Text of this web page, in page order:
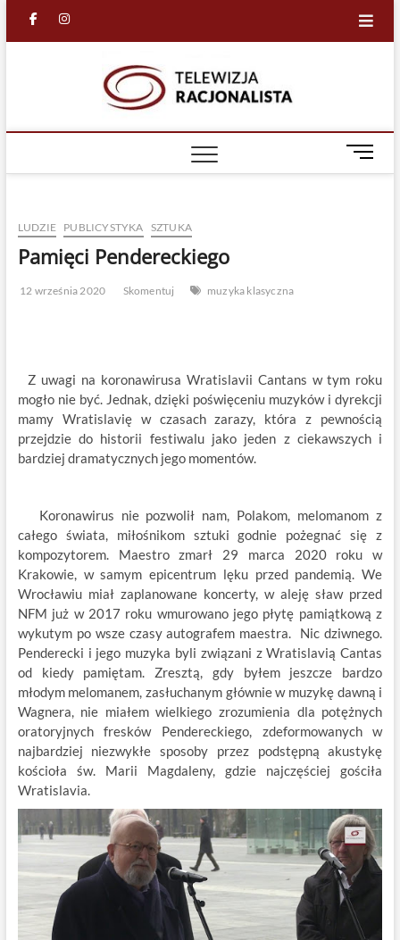
facebook
in
M
e
LUDZIE PUBLICYSTYKA SZTUKA
Pamięci Pendereckiego
12 września 2020 Skomentuj muzyka klasyczna
Z uwagi na koronawirusa Wratislavii Cantans w tym roku
mogło nie być. Jednak, dzięki poświęceniu muzyków i dyrekcji
mamy Wratislavię w czasach zarazy, która z pewnością
przejdzie do historii festiwalu jako jeden z ciekawszych i
bardziej dramatycznych jego momentów.
Koronawirus nie pozwolił nam, Polakom, melomanom z
całego świata, miłośnikom sztuki godnie pożegnać się z
kompozytorem. Maestro zmarł 29 marca 2020 roku w
Krakowie, w samym epicentrum lęku przed pandemią. We
Wrocławiu miał zaplanowane koncerty, w aleję sław przed
NFM już w 2017 roku wmurowano jego płytę pamiątkową z
wykutym po wsze czasy autografem maestra. Nic dziwnego.
Penderecki i jego muzyka byli związani z Wratislavią Cantas
od kiedy pamiętam. Zresztą, gdy byłem jeszcze bardzo
młodym melomanem, zasłuchanym głównie w muzykę dawną i
Wagnera, nie miałem wielkiego zrozumienia dla potężnych
oratoryjnych fresków Pendereckiego, zdeformowanych w
najbardziej niezwykłe sposoby przez podstępną akustykę
kościoła św. Marii Magdaleny, gdzie najczęściej gościła
Wratislavia.